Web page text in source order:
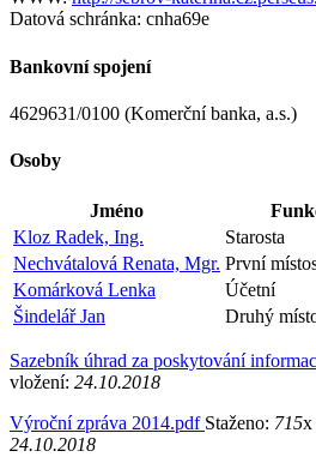
Datová schránka: cnha69e
Bankovní spojení
4629631/0100 (Komerční banka, a.s.)
Osoby
Jméno
Kloz Radek, Ing.
Starosta
Nechvátalová Renata, Mgr. První
Komárková Lenka
Účetní
Šindelář Jan
Druhý
Sazebník úhrad za poskytování
vložení: 24.10.2018
Výroční zpráva 2014.pdf Staženo: 715x
24.10.2018